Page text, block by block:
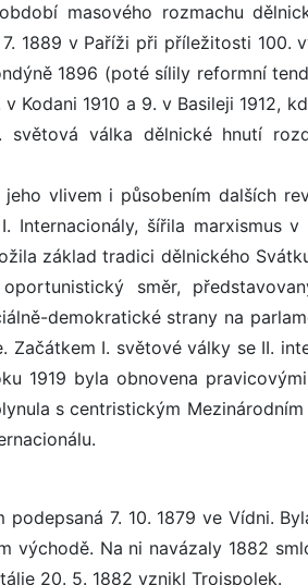
masového rozmachu
1889 v Paříži při příležitosti 100.
1896 (poté sílily reformní
Kodani 1910 a 9. v Basileji 1912,
světová válka dělnické hnutí
vlivem i působením dalších
Internacionály, šířila marxismus v
základ tradici dělnického
směr,
demokratické strany na
I. světové války se II.
1919 byla obnovena
s centristickým
7. 10. 1879 ve Vídni.
východě. Na ni navázaly 1882
20. 5. 1882 vznikl Trojspolek.